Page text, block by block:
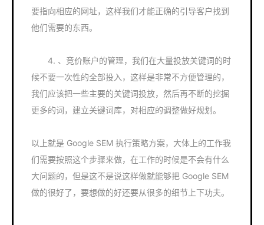
要指向相应的网址，这样我们才能正确的引导客户找到
他们需要的东西。
4. 、竞价账户的管理，我们在大量投放关键词的时
候不要一次性的全部投入，这样是非常不方便管理的，
我们应该把一些主要的关键词投放，然后再不断的挖掘
更多的词，建立关键词库，对相应的调整做好规划。
以上就是 Google SEM 执行策略方案，大体上的工作我
们需要按照这个步骤来做，在工作的时候是不会有什么
大问题的，但是这不是说这样做就能够把 Google SEM
做的很好了，要想做的好还要从很多的细节上下功夫。